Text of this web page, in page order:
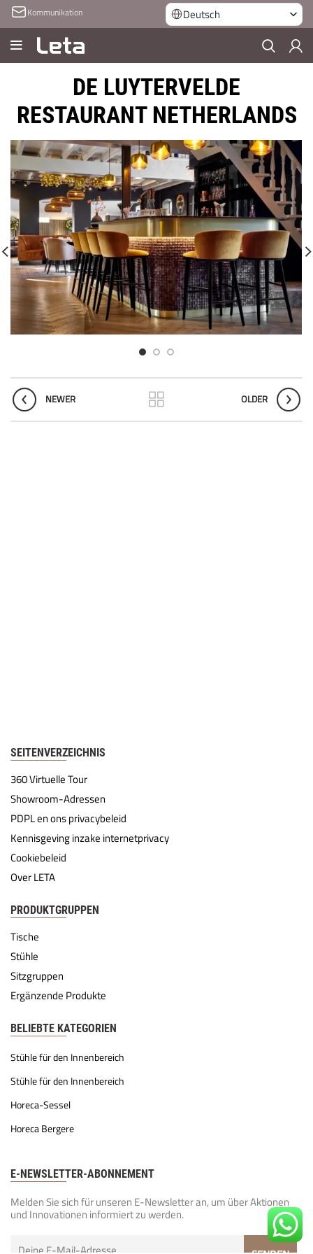
Kommunikation Deutsch
DE LUYTERVELDE
RESTAURANT NETHERLANDS
NEWER OLDER
SEITENVERZEICHNIS
360 Virtuelle Tour
Showroom-Adressen
PDPL en ons privacybeleid
Kennisgeving inzake internetprivacy
Cookiebeleid
Over LETA
PRODUKTGRUPPEN
Tische
Stühle
Sitzgruppen
Ergänzende Produkte
BELIEBTE KATEGORIEN
Stühle für den Innenbereich
Stühle für den Innenbereich
Horeca-Sessel
Horeca Bergere
E-NEWSLETTER-ABONNEMENT
Melden Sie sich für unseren E-Newsletter an, um über Aktionen
und Innovationen informiert zu werden.